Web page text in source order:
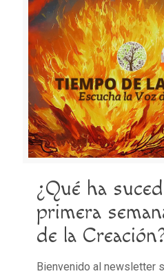
¿Qué ha
primera
de la
Bienvenido al newsletter